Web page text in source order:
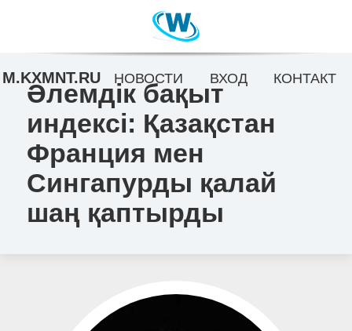
Әлемдік бақыт
индексі: Қазақстан
Франция мен
Сингапурды қалай
шаң қаптырды
M.KXMNT.RU НОВОСТИ ВХОД КОНТАКТ